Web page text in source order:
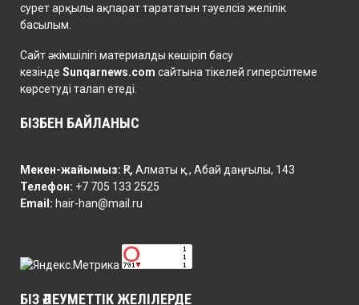
сурет арқылы ақпарат тарататын тәуелсіз желілік
басылым.
Сайт әкімшілігі материалды көшіріп басу
кезінде Sunqarnews.com сайтына тікелей гиперсілтеме
көрсетуді талап етеді.
БІЗБЕН БАЙЛАНЫС
Мекен-жайымыз: ҚР, Алматы қ., Абай даңғылы, 143
Телефон: +7 705 133 2525
Email: hair-han@mail.ru
БІЗ ӘЛЕУМЕТТІК ЖЕЛІЛЕРДЕ